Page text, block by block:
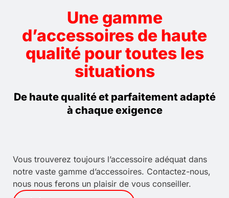
Une gamme
d’accessoires de haute
qualité pour toutes les
situations
De haute qualité et parfaitement adapté
à chaque exigence
Vous trouverez toujours l’accessoire adéquat dans
notre vaste gamme d’accessoires. Contactez-nous,
nous nous ferons un plaisir de vous conseiller.